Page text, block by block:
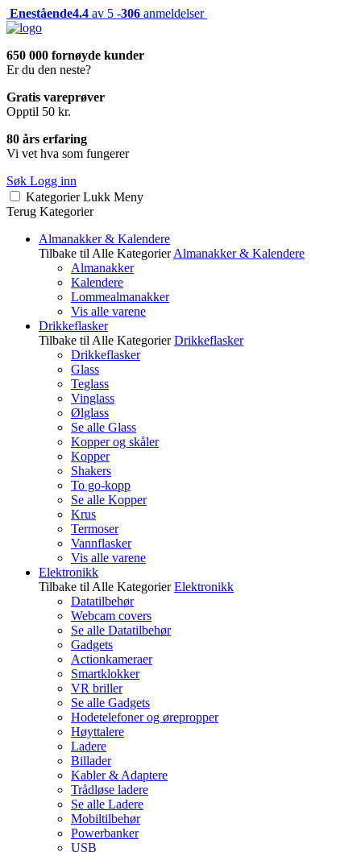
Enestående4.4 av 5 -306 anmeldelser
650 000 fornøyde kunder
Er du den neste?
Gratis vareprøver
Opptil 50 kr.
80 års erfaring
Vi vet hva som fungerer
Søk Logg inn
Kategorier Lukk Meny
Terug Kategorier
Almanakker & Kalendere
Tilbake til Alle Kategorier Almanakker & Kalendere
Almanakker
Kalendere
Lommealmanakker
Vis alle varene
Drikkeflasker
Tilbake til Alle Kategorier Drikkeflasker
Drikkeflasker
Glass
Teglass
Vinglass
Ølglass
Se alle Glass
Kopper og skåler
Kopper
Shakers
To go-kopp
Se alle Kopper
Krus
Termoser
Vannflasker
Vis alle varene
Elektronikk
Tilbake til Alle Kategorier Elektronikk
Datatilbehør
Webcam covers
Se alle Datatilbehør
Gadgets
Actionkameraer
Smartklokker
VR briller
Se alle Gadgets
Hodetelefoner og ørepropper
Høyttalere
Ladere
Billader
Kabler & Adaptere
Trådløse ladere
Se alle Ladere
Mobiltilbehør
Powerbanker
USB